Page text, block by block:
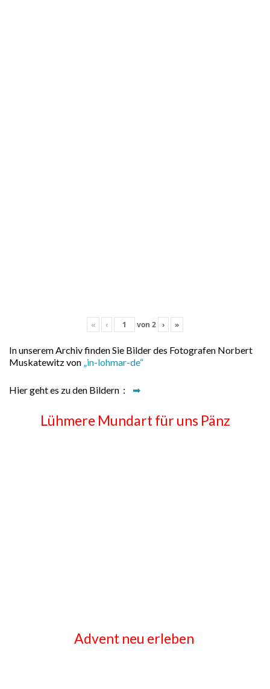
« ‹ von 2 › »
In unserem Archiv finden Sie Bilder des Fotografen Norbert
Muskatewitz von „in-lohmar-de“
Hier geht es zu den Bildern : ➡
Lühmere Mundart für uns Pänz
Advent neu erleben